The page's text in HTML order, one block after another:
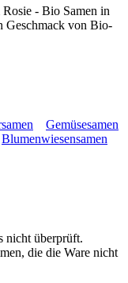
- Bio Samen in
Geschmack von Bio-
Gemüsesamen
Blumenwiesensamen
nicht überprüft.
die die Ware nicht